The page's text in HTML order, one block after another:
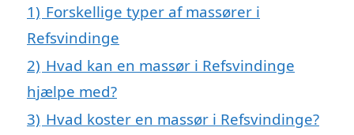
1) Forskellige typer af massører i
Refsvindinge
2) Hvad kan en massør i Refsvindinge
hjælpe med?
3) Hvad koster en massør i Refsvindinge?